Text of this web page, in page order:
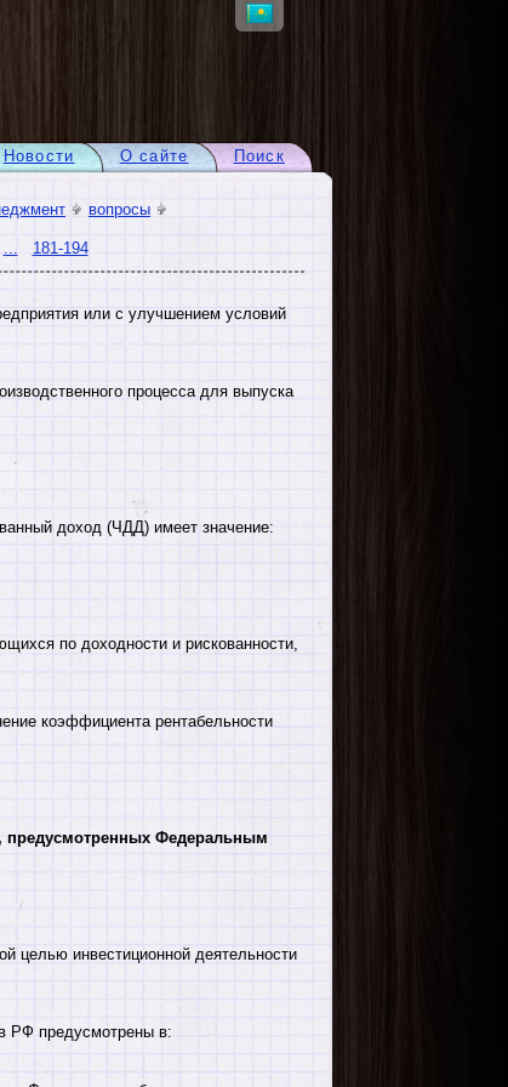
Поиск
О сайте
Новости
вопросы
181-194
или с улучшением условий
процесса для выпуска
доход (ЧДД) имеет значение:
по доходности и рискованности,
коэффициента рентабельности
предусмотренных Федеральным
целью инвестиционной деятельности
РФ предусмотрены в: